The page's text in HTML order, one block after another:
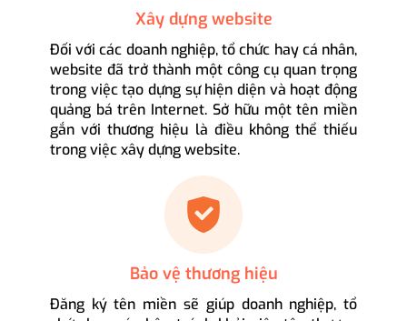
Xây dựng website
Đối với các doanh nghiệp, tổ chức hay cá nhân,
website đã trở thành một công cụ quan trọng
trong việc tạo dựng sự hiện diện và hoạt động
quảng bá trên Internet. Sở hữu một tên miền
gắn với thương hiệu là điều không thể thiếu
trong việc xây dựng website.
Bảo vệ thương hiệu
Đăng ký tên miền sẽ giúp doanh nghiệp, tổ